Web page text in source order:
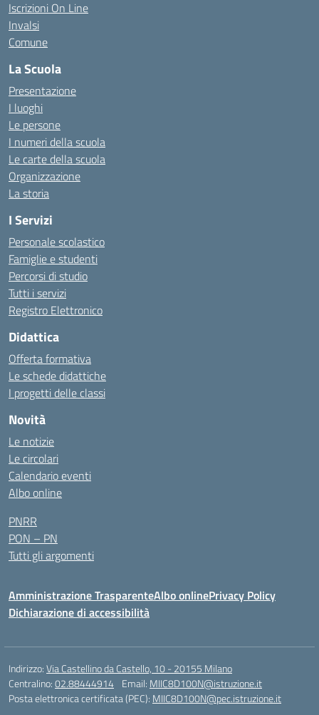
Iscrizioni On Line
Invalsi
Comune
La Scuola
Presentazione
I luoghi
Le persone
I numeri della scuola
Le carte della scuola
Organizzazione
La storia
I Servizi
Personale scolastico
Famiglie e studenti
Percorsi di studio
Tutti i servizi
Registro Elettronico
Didattica
Offerta formativa
Le schede didattiche
I progetti delle classi
Novità
Le notizie
Le circolari
Calendario eventi
Albo online
PNRR
PON – PN
Tutti gli argomenti
Amministrazione TrasparenteAlbo onlinePrivacy Policy
Dichiarazione di accessibilità
Indirizzo:Via Castellino da Castello, 10 - 20155 Milano
Centralino:02.88444914 Email: MIIC8D100N@istruzione.it
Posta elettronica certificata (PEC): MIIC8D100N@pec.istruzione.it